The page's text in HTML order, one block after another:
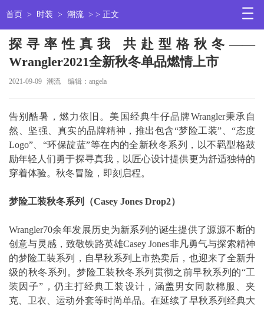
首页 > 时装 > 潮流 > > 正文
探寻率性真我 共赴型格秋冬——
Wrangler2021全新秋冬单品燃情上市
2021-09-09 潮流 编辑：angela
告别酷暑，燃力依旧。美国经典牛仔品牌Wrangler秉承自
然、坚强、真实的品牌精神，推出包含“梦险工装”、“态度
Logo”、“环保靛蓝”等在内的全新秋冬系列，以不羁型格鼓
励年轻人们勇于探寻真我，以匠心设计提供更为舒适独特的
穿着体验。秋冬冒险，即刻启程。
梦险工装秋冬系列（Casey Jones Drop2）
Wrangler70余年发展历史为新系列的诞生提供了源源不断的
创意与灵感，致敬铁路英雄Casey Jones非凡勇气与探索精神
的梦险工装系列，自早秋系列上市热卖后，也迎来了全新升
级的秋冬系列。梦险工装秋冬系列贯彻之前早秋系列的“工
装因子”，仍主打经典工装设计，涵盖男女同款棉服、夹
克、卫衣、运动外套等时尚单品。在延续了早秋系列经典大